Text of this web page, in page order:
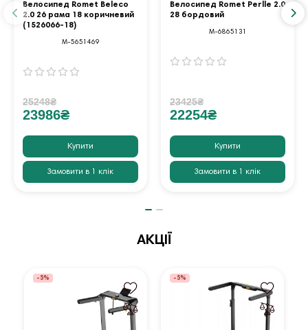
Велосипед Romet Beleco
2.0 26 рама 18 коричневий
(1526066-18)
M-5651469
25248₴
23986₴
Купити
Замовити в 1 клік
Велосипед Romet Perlle 2.0
28 бордовий
M-6865131
23425₴
22254₴
Купити
Замовити в 1 клік
АКЦІЇ
-5% -5%